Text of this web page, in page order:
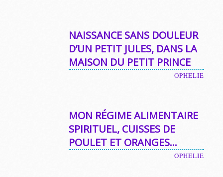
NAISSANCE SANS DOULEUR
D’UN PETIT JULES, DANS LA
MAISON DU PETIT PRINCE
OPHELIE
MON RÉGIME ALIMENTAIRE
SPIRITUEL, CUISSES DE
POULET ET ORANGES…
OPHELIE